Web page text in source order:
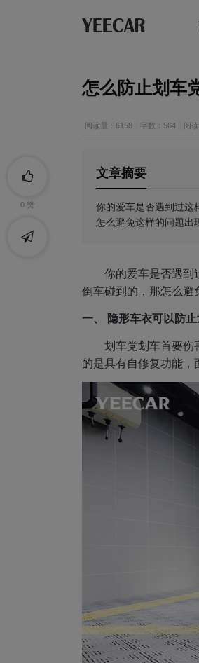
怎么防止划车
阅读量：6158 字数：564 阅
文章摘要
你的爱车是否遇到过这
怎么避免这样的问题出
你的爱车是否遇到
倒车碰到的，那怎么避
一、 隐形车衣可以防止
划车党划车首要伤
的是具有自修复功能，
0 赞